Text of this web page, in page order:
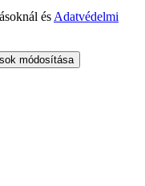
és Adatvédelmi
módosítása